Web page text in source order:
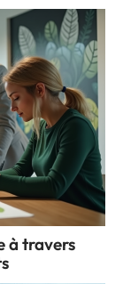
à travers